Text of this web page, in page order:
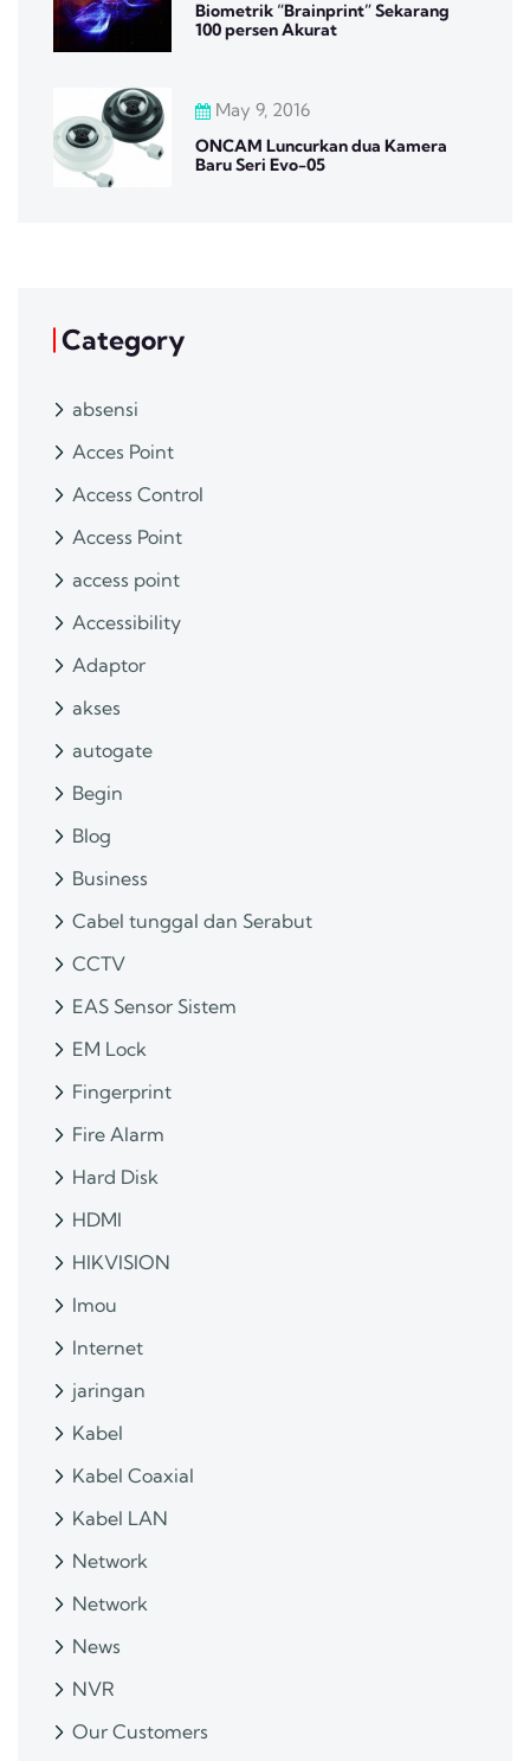
Biometrik “Brainprint” Sekarang
100 persen Akurat
May 9, 2016
ONCAM Luncurkan dua Kamera
Baru Seri Evo-05
Category
absensi
Acces Point
Access Control
Access Point
access point
Accessibility
Adaptor
akses
autogate
Begin
Blog
Business
Cabel tunggal dan Serabut
CCTV
EAS Sensor Sistem
EM Lock
Fingerprint
Fire Alarm
Hard Disk
HDMI
HIKVISION
Imou
Internet
jaringan
Kabel
Kabel Coaxial
Kabel LAN
Network
Network
News
NVR
Our Customers